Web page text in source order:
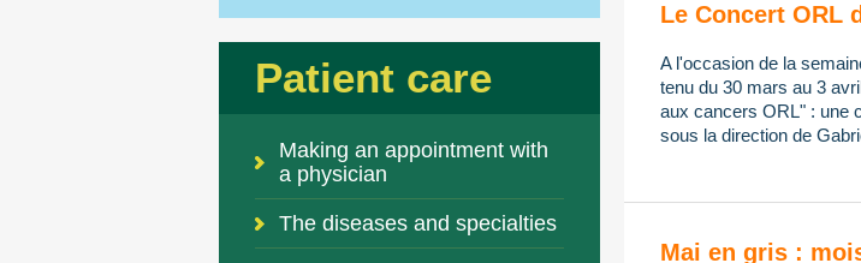
Patient care
Making an appointment with
a physician
The diseases and specialties
Le Concert ORL
A l'occasion de la
tenu du 30 mars au 3
aux cancers ORL" : une
sous la direction de
Mai en gris :